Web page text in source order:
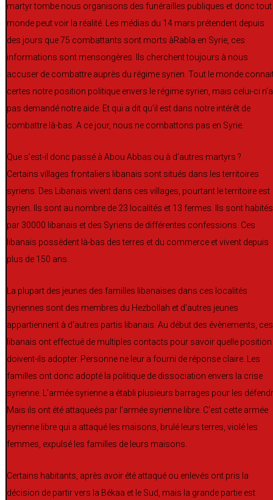
martyr tombe nous organisons des funérailles publiques et donc tout
monde peut voir la réalité. Les médias du 14 mars prétendent depuis
des jours que 75 combattants sont morts àRabla en Syrie, ces
informations sont mensongères. Ils cherchent toujours à nous
accuser de combattre auprès du régime syrien. Tout le monde
certes notre position politique envers le régime syrien, mais celui-ci n’a
pas demandé notre aide. Et qui a dit qu’il est dans notre intérêt de
combattre là-bas. A ce jour, nous ne combattons pas en Syrie.
Que s’est-il donc passé à Abou Abbas ou à d’autres martyrs ?
Certains villages frontaliers libanais sont situés dans les territoires
syriens. Des Libanais vivent dans ces villages, pourtant le territoire est
syrien. Ils sont au nombre de 23 localités et 13 fermes. Ils sont habités
par 30000 libanais et des Syriens de différentes confessions. Ces
libanais possèdent là-bas des terres et du commerce et vivent depuis
plus de 150 ans.
La plupart des jeunes des familles libanaises dans ces localités
syriennes sont des membres du Hezbollah et d’autres jeunes
appartiennent à d’autres partis libanais. Au début des évènements, ces
libanais ont effectué de multiples contacts pour savoir quelle position
doivent-ils adopter. Personne ne leur a fourni de réponse claire. Les
familles ont donc adopté la politique de dissociation envers la crise
syrienne. L’armée syrienne a établi plusieurs barrages pour les
Mais ils ont été attaqueés par l’armée syrienne libre. C’est cette armée
syrienne libre qui a attaqué les maisons, brulé leurs terres, violé les
femmes, expulsé les familles de leurs maisons.
Certains habitants, après avoir été attaqué ou enlevés ont pris la
décision de partir vers la Békaa et le Sud, mais la grande partie est